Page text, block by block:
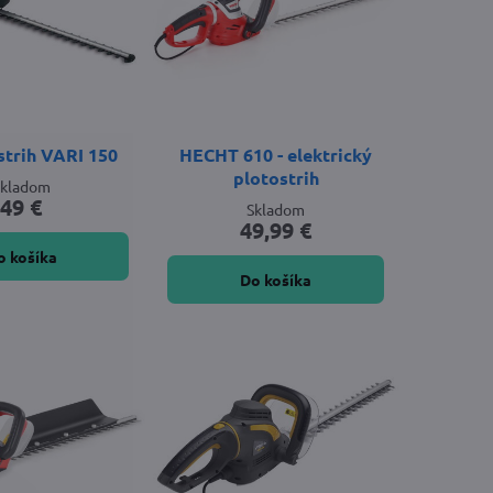
VARI 150
49 €
košíka
HECHT 610 - elektrický
plotostrih
Skladom
49,99 €
Do košíka